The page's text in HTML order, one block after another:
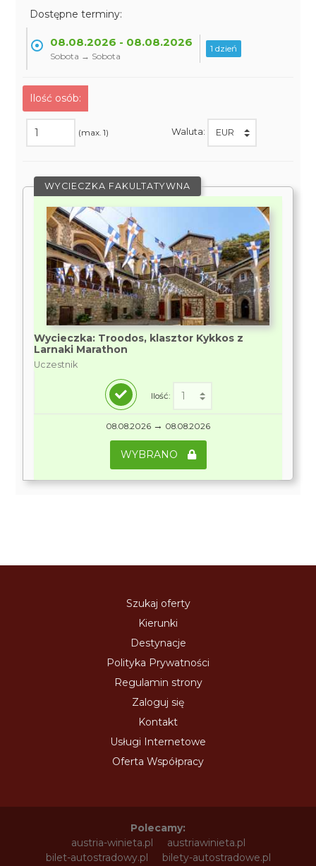
Dostępne terminy:
08.08.2026 - 08.08.2026
Sobota → Sobota
1 dzień
Ilość osób:
(max. 1) Waluta:
WYCIECZKA FAKULTATYWNA
Wycieczka: Troodos, klasztor Kykkos z
Larnaki Marathon
Uczestnik
Ilość:
08.08.2026 → 08.08.2026
WYBRANO
Szukaj oferty
Kierunki
Destynacje
Polityka Prywatności
Regulamin strony
Zaloguj się
Kontakt
Usługi Internetowe
Oferta Współpracy
Polecamy:
austria-winieta.pl
austriawinieta.pl
bilet-autostradowy.pl
bilety-autostradowe.pl